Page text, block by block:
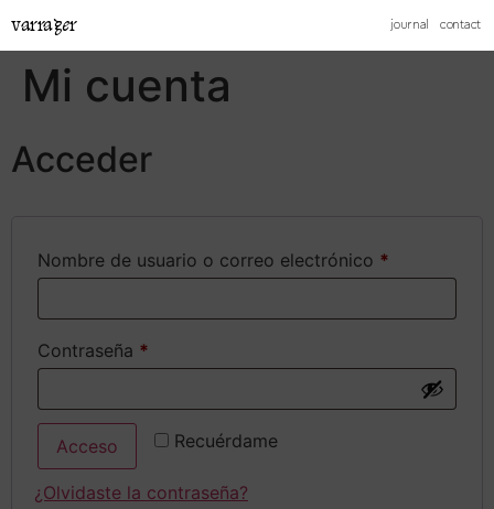
varrager journal contact
Mi cuenta
Acceder
Nombre de usuario o correo electrónico *
Contraseña *
Recuérdame
Acceso
¿Olvidaste la contraseña?